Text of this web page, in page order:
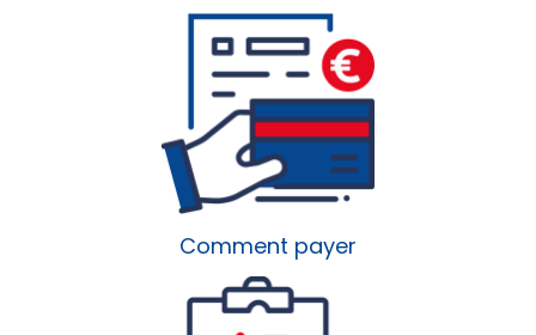
Comment payer